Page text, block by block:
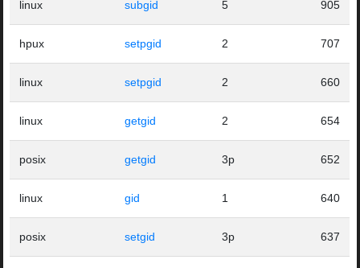
linux subgid 5 905
hpux setpgid 2 707
linux setpgid 2 660
linux getgid 2 654
posix getgid 3p 652
linux gid 1 640
posix setgid 3p 637